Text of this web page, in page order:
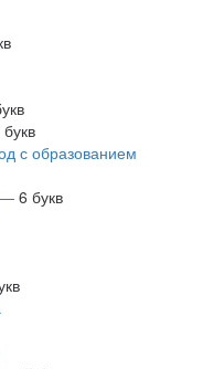
с образованием
— 6 букв